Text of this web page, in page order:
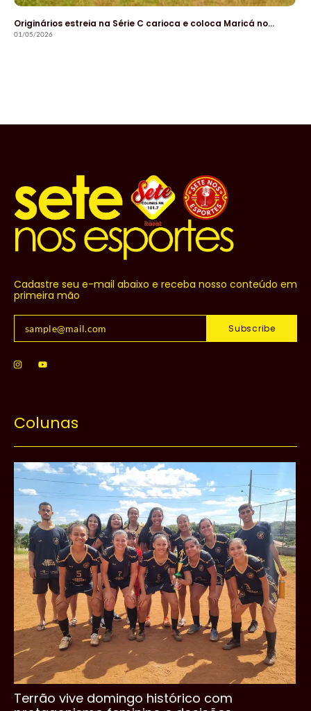
Originários estreia na Série C carioca e coloca Maricá no…
01/05/2026
Cadastre seu e-mail abaixo e receba nosso conteúdo em
primeira mão
Subscribe
Colunas
Terrão vive domingo histórico com